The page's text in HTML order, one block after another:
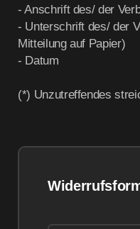
- Anschrift des/ der
- Unterschrift des/ der
Mitteilung auf Papier)
- Datum
(*) Unzutreffendes